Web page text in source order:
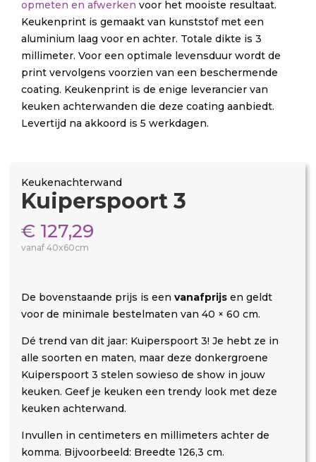
opmeten en afwerken voor het mooiste resultaat.
Keukenprint is gemaakt van kunststof met een
aluminium laag voor en achter. Totale dikte is 3
millimeter. Voor een optimale levensduur wordt de
print vervolgens voorzien van een beschermende
coating. Keukenprint is de enige leverancier van
keuken achterwanden die deze coating aanbiedt.
Levertijd na akkoord is 5 werkdagen.
Keukenachterwand
Kuiperspoort 3
€ 127,29
vanaf 40x60cm
De bovenstaande prijs is een vanafprijs en geldt
voor de minimale bestelmaten van 40 × 60 cm.
Dé trend van dit jaar: Kuiperspoort 3! Je hebt ze in
alle soorten en maten, maar deze donkergroene
Kuiperspoort 3 stelen sowieso de show in jouw
keuken. Geef je keuken een trendy look met deze
keuken achterwand.
Invullen in centimeters en millimeters achter de
komma. Bijvoorbeeld: Breedte 126,3 cm.